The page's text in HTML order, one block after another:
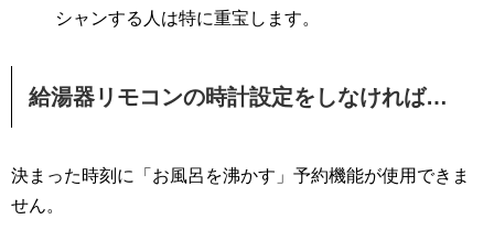
シャンする人は特に重宝します。
給湯器リモコンの時計設定をしなければ…
決まった時刻に「お風呂を沸かす」予約機能が使用できま
せん。